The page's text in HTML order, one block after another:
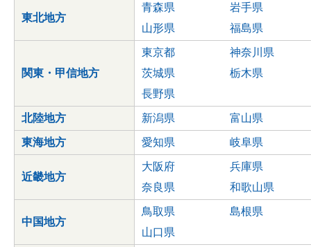
東北地方
青森県
岩手県
山形県
福島県
関東・甲信地方
東京都
神奈川県
茨城県
栃木県
長野県
北陸地方 新潟県 富山県
東海地方 愛知県 岐阜県
近畿地方
大阪府
兵庫県
奈良県
和歌山県
中国地方
鳥取県
島根県
山口県